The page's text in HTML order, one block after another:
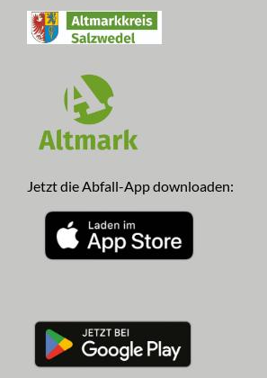
Jetzt die Abfall-App downloaden: